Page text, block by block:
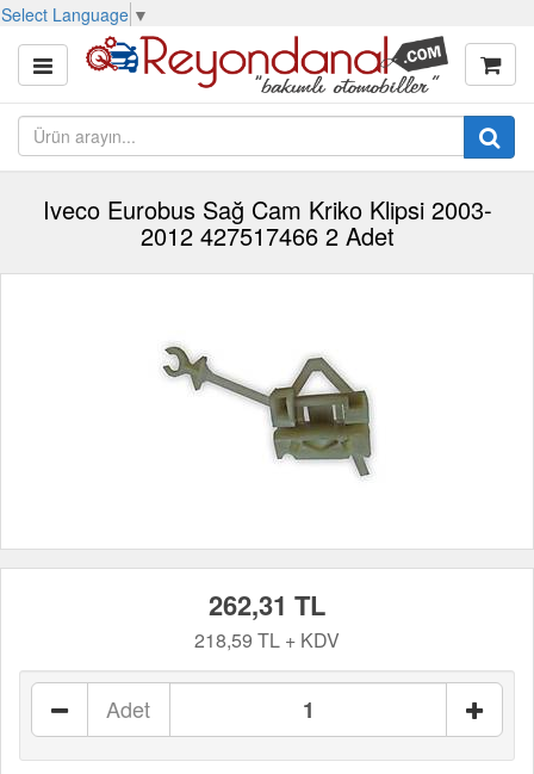
Select Language ▼
Iveco Eurobus Sağ Cam Kriko Klipsi 2003-
2012 427517466 2 Adet
262,31 TL
218,59 TL + KDV
Adet